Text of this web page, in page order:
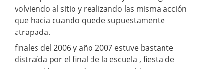
volviendo al sitio y realizando las misma acción
que hacia cuando quede supuestamente
atrapada.
finales del 2006 y año 2007 estuve bastante
distraída por el final de la escuela , fiesta de